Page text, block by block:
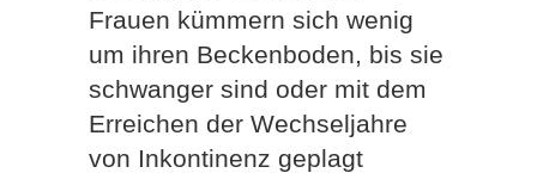
Frauen kümmern sich wenig
um ihren Beckenboden, bis sie
schwanger sind oder mit dem
Erreichen der Wechseljahre
von Inkontinenz geplagt